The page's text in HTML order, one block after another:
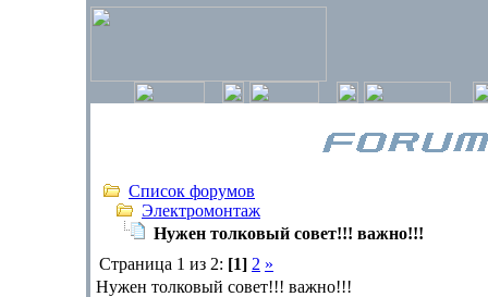
Список форумов
Электромонтаж
Нужен толковый совет!!! важно!!!
Страница 1 из 2: [1] 2 »
Нужен толковый совет!!! важно!!!